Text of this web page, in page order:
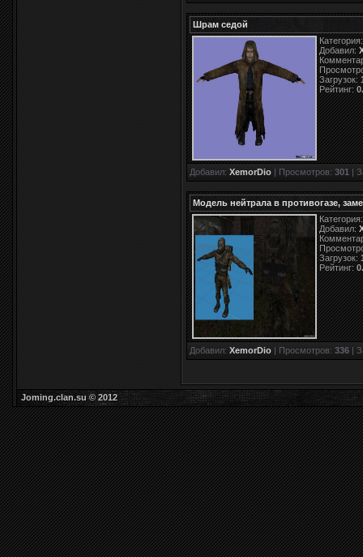
Шрам седой
Добавил:
Загрузок:
Рейтинг:
Добавил: XemorDio | Просмотров: 301 |
Модель нейтрала в противогазе,
Добавил:
Загрузок:
Рейтинг:
Добавил: XemorDio | Просмотров: 336 |
Joming.clan.su © 2012